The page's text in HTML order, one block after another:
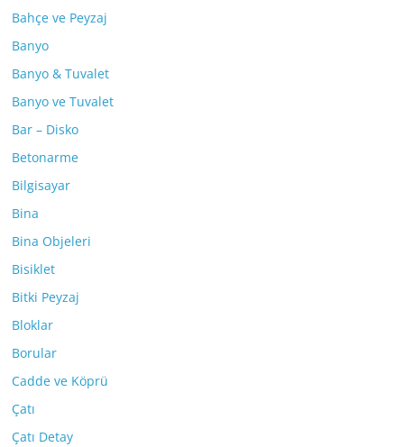
Bahçe ve Peyzaj
Banyo
Banyo & Tuvalet
Banyo ve Tuvalet
Bar – Disko
Betonarme
Bilgisayar
Bina
Bina Objeleri
Bisiklet
Bitki Peyzaj
Bloklar
Borular
Cadde ve Köprü
Çatı
Çatı Detay